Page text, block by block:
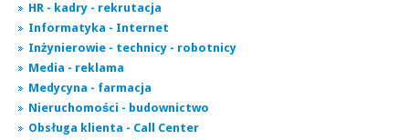
HR - kadry - rekrutacja
Informatyka - Internet
Inżynierowie - technicy - robotnicy
Media - reklama
Medycyna - farmacja
Nieruchomości - budownictwo
Obsługa klienta - Call Center